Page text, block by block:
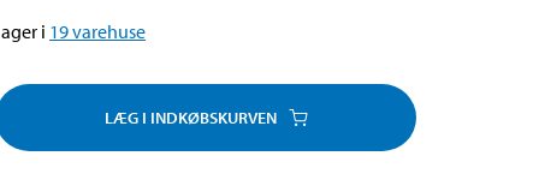
i 19varehuse
LÆG I INDKØBSKURVEN